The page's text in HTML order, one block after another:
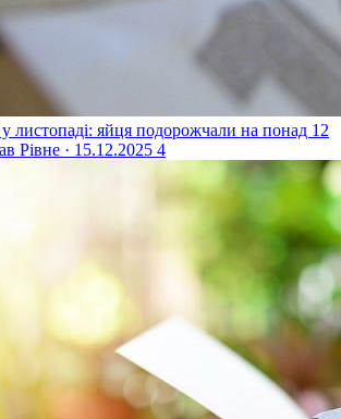
у листопаді: яйця подорожчали на понад 12
Рівне · 15.12.2025 4